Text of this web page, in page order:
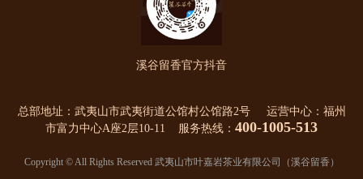
溪谷留香官方抖音
总部地址：武夷山市武夷街道公馆村公馆路2号 运营中心：福州
市富力中心A座2层10-11 服务热线： 400-1005-513
Copyright © All Rights Reserved 武夷山市叶嘉岩茶业有限公司（溪谷留香）